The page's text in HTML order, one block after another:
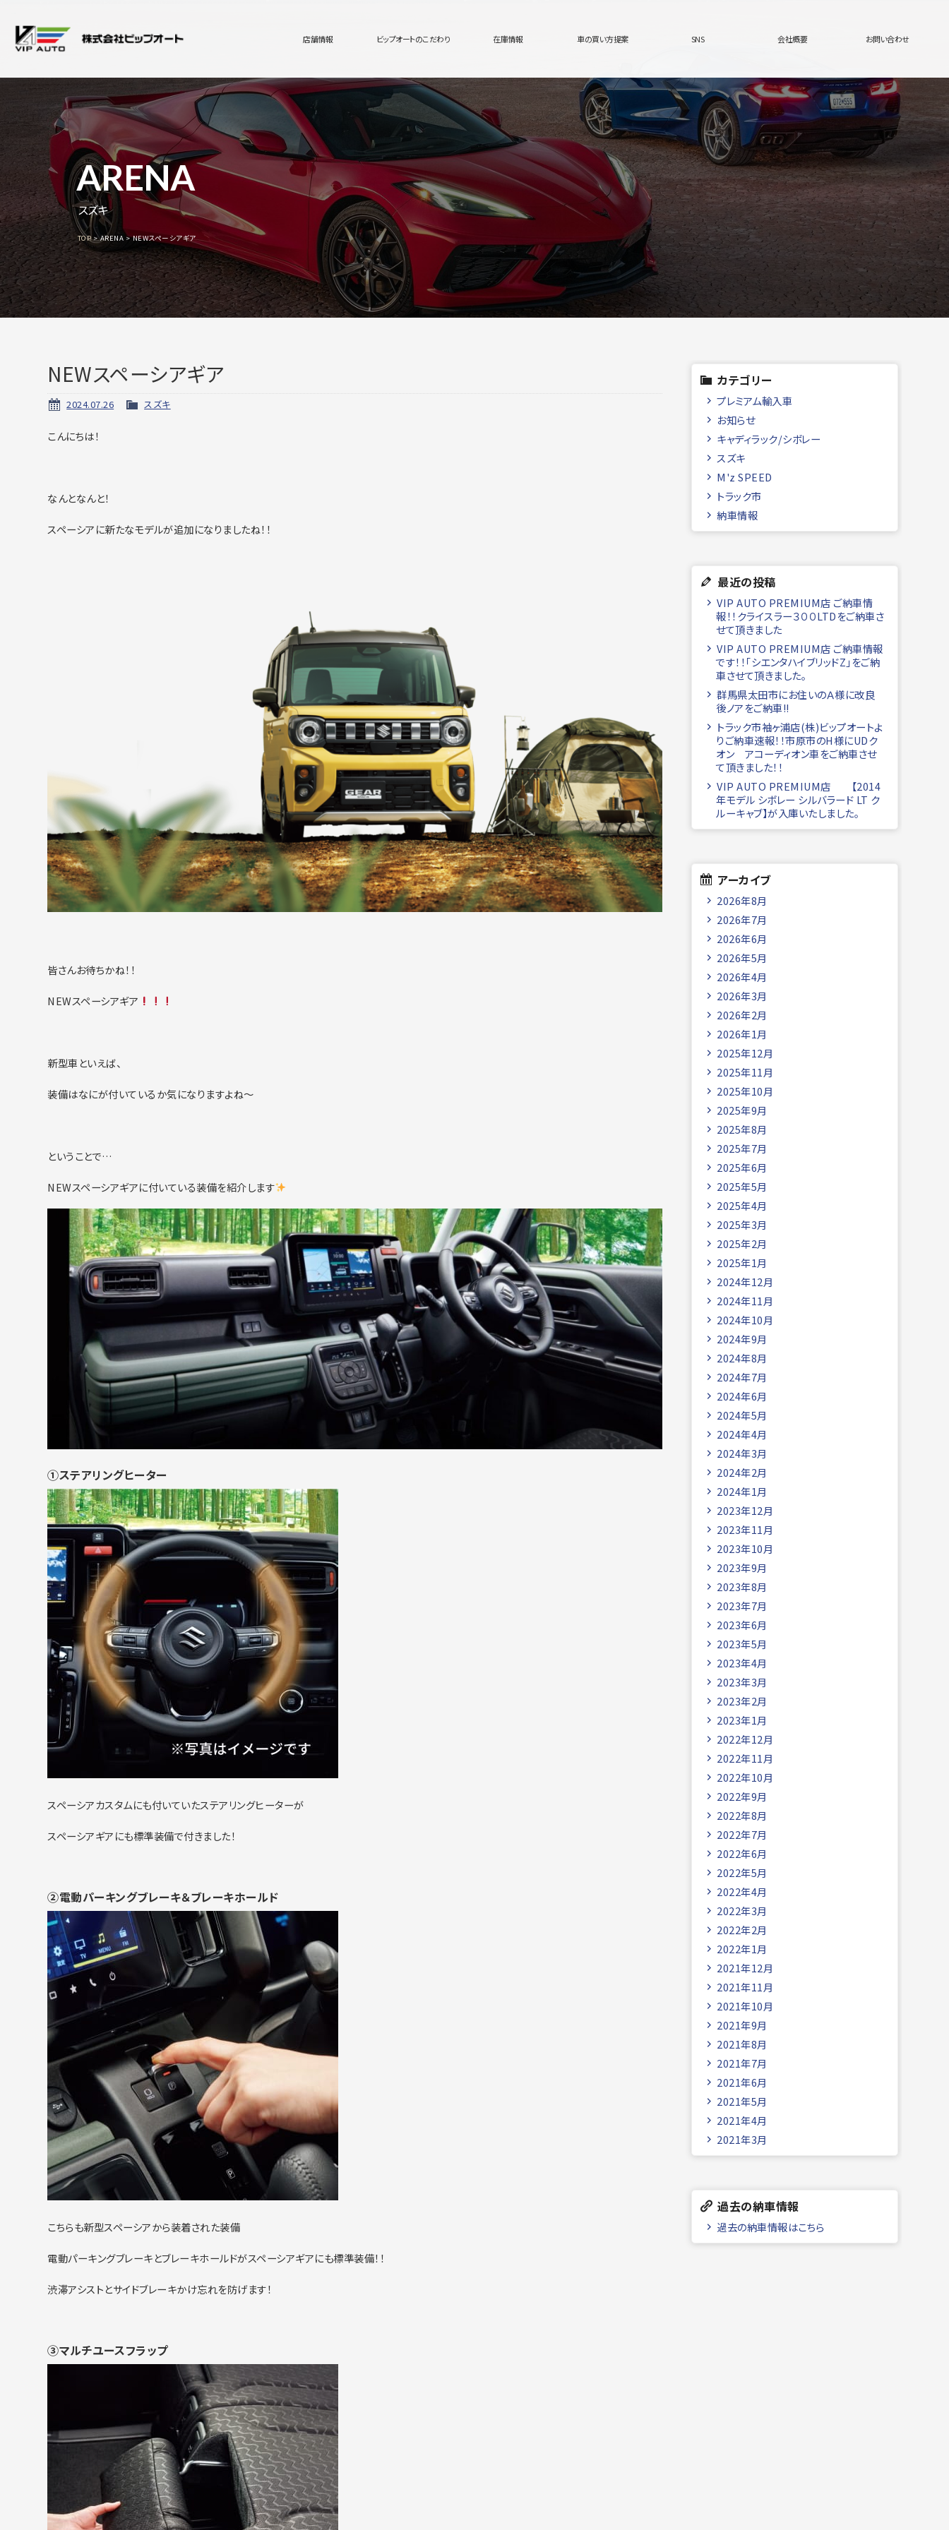
店舗情報 ビップオートのこだわり 在庫情報 車の買い方提案 SNS 会社概要 お問い合わせ
ARENA
スズキ
TOP ARENA NEWスペーシアギア
NEWスペーシアギア
2024.07.26 スズキ
こんにちは！
なんとなんと！
スペーシアに新たなモデルが追加になりましたね！！
皆さんお待ちかね！！
NEWスペーシアギア
新型車といえば、
装備はなにが付いているか気になりますよね～
ということで…
NEWスペーシアギアに付いている装備を紹介します
①ステアリングヒーター
スペーシアカスタムにも付いていたステアリングヒーターが
スペーシアギアにも標準装備で付きました！
②電動パーキングブレーキ＆ブレーキホールド
こちらも新型スペーシアから装着された装備
電動パーキングブレーキとブレーキホールドがスペーシアギアにも標準装備！！
渋滞アシストとサイドブレーキかけ忘れを防げます！
③マルチユースフラップ
カテゴリー
プレミアム輸入車
お知らせ
キャディラック/シボレー
スズキ
M'z SPEED
トラック市
納車情報
最近の投稿
VIP AUTO PREMIUM店 ご納車情
報！！クライスラー３００LTDをご納車さ
せて頂きました
VIP AUTO PREMIUM店 ご納車情報
です！！「シエンタハイブリッドZ」をご納
車させて頂きました。
群馬県太田市にお住いのＡ様に改良
後ノアをご納車!!
トラック市袖ヶ浦店(株)ビップオートよ
りご納車速報！！市原市のH様にUDク
オン アコーディオン車をご納車させ
て頂きました！！
VIP AUTO PREMIUM店 【2014
年モデル シボレー シルバラード LT ク
ルーキャブ】が入庫いたしました。
アーカイブ
2026年8月
2026年7月
2026年6月
2026年5月
2026年4月
2026年3月
2026年2月
2026年1月
2025年12月
2025年11月
2025年10月
2025年9月
2025年8月
2025年7月
2025年6月
2025年5月
2025年4月
2025年3月
2025年2月
2025年1月
2024年12月
2024年11月
2024年10月
2024年9月
2024年8月
2024年7月
2024年6月
2024年5月
2024年4月
2024年3月
2024年2月
2024年1月
2023年12月
2023年11月
2023年10月
2023年9月
2023年8月
2023年7月
2023年6月
2023年5月
2023年4月
2023年3月
2023年2月
2023年1月
2022年12月
2022年11月
2022年10月
2022年9月
2022年8月
2022年7月
2022年6月
2022年5月
2022年4月
2022年3月
2022年2月
2022年1月
2021年12月
2021年11月
2021年10月
2021年9月
2021年8月
2021年7月
2021年6月
2021年5月
2021年4月
2021年3月
過去の納車情報
過去の納車情報はこちら